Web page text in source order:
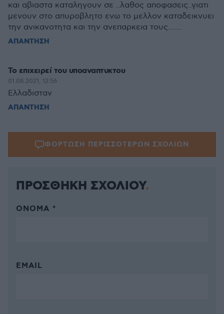
και αβιαστα καταληγουν σε ..λαθος αποφασεις..γιατι
μενουν στο απυροβλητο ενω το μελλον καταδεικνυει
την ανικανοτητα και την ανεπαρκεια τους.......
ΑΠΑΝΤΗΣΗ
Το επιχειρεί του υποαναπτυκτου
01.08.2021, 12:56
Ελλαδισταν
ΑΠΑΝΤΗΣΗ
ΦΟΡΤΩΣΗ ΠΕΡΙΣΣΟΤΕΡΩΝ ΣΧΟΛΙΩΝ
ΠΡΟΣΘΗΚΗ ΣΧΟΛΙΟΥ
ΌΝΟΜΑ *
EMAIL